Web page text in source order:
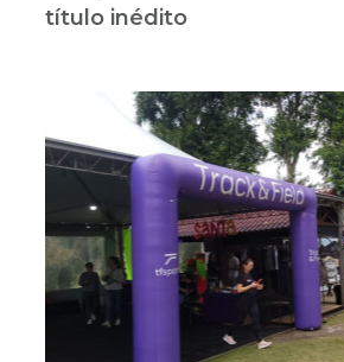
título inédito